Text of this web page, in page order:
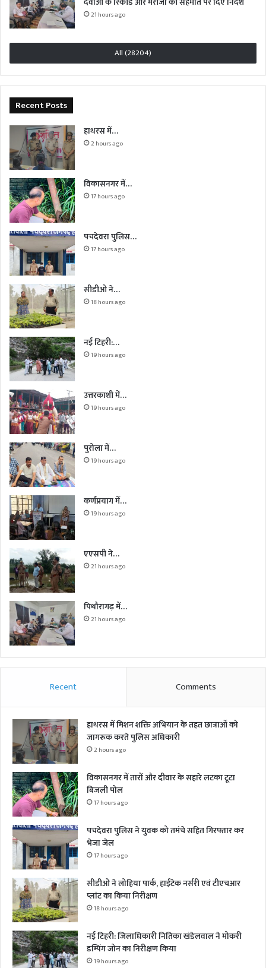
21 hours ago
All (28204)
Recent Posts
हाथरस में…
2 hours ago
विकासनगर में…
17 hours ago
पचदेवरा पुलिस…
17 hours ago
सीडीओ ने…
18 hours ago
नई टिहरी:…
19 hours ago
उत्तरकाशी में…
19 hours ago
पुरोला में…
19 hours ago
कर्णप्रयाग में…
19 hours ago
एएसपी ने…
21 hours ago
पिथौरागढ़ में…
21 hours ago
Recent Comments
हाथरस में मिशन शक्ति अभियान के तहत छात्राओं को
जागरूक करते पुलिस अधिकारी
2 hours ago
विकासनगर में तारों और दीवार के सहारे लटका टूटा
बिजली पोल
17 hours ago
पचदेवरा पुलिस ने युवक को तमंचे सहित गिरफ्तार कर
भेजा जेल
17 hours ago
सीडीओ ने लोहिया पार्क, हाईटेक नर्सरी एवं टीएचआर
प्लांट का किया निरीक्षण
18 hours ago
नई टिहरी: जिलाधिकारी नितिका खंडेलवाल ने मोकरी
डम्पिंग जोन का निरीक्षण किया
19 hours ago